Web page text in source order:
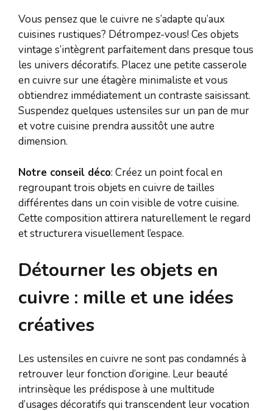
Vous pensez que le cuivre ne s’adapte qu’aux
cuisines rustiques? Détrompez-vous! Ces objets
vintage s’intègrent parfaitement dans presque tous
les univers décoratifs. Placez une petite casserole
en cuivre sur une étagère minimaliste et vous
obtiendrez immédiatement un contraste saisissant.
Suspendez quelques ustensiles sur un pan de mur
et votre cuisine prendra aussitôt une autre
dimension.
Notre conseil déco: Créez un point focal en
regroupant trois objets en cuivre de tailles
différentes dans un coin visible de votre cuisine.
Cette composition attirera naturellement le regard
et structurera visuellement l’espace.
Détourner les objets en
cuivre : mille et une idées
créatives
Les ustensiles en cuivre ne sont pas condamnés à
retrouver leur fonction d’origine. Leur beauté
intrinsèque les prédispose à une multitude
d’usages décoratifs qui transcendent leur vocation